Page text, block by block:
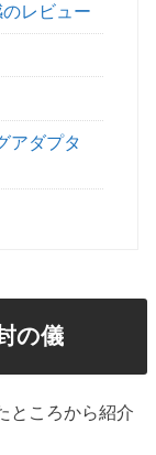
レビュー
アダプタ
の儀
ところから紹介